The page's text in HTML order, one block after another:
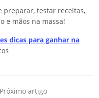
preparar, testar receitas,
e mãos na massa!
dicas para ganhar na
Próximo artigo